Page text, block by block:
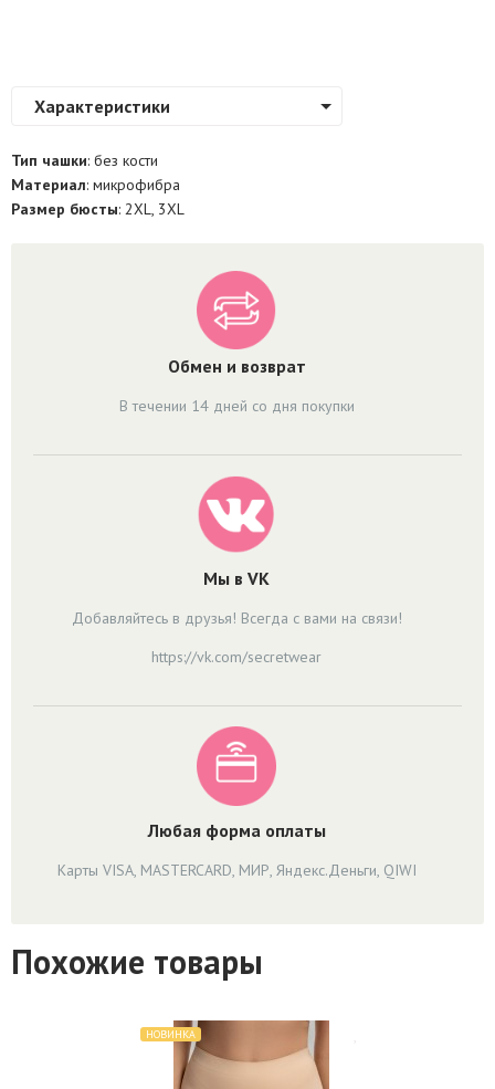
Обмен и возврат
В течении 14 дней со дня покупки
Мы в VK
Добавляйтесь в друзья! Всегда с вами на связи!
https://vk.com/secretwear
Любая форма оплаты
Карты VISA, MASTERCARD, МИР, Яндекс.Деньги, QIWI
Характеристики
Тип чашки: без кости
Материал: микрофибра
Размер бюсты: 2XL, 3XL
Похожие товары
НОВИНКА